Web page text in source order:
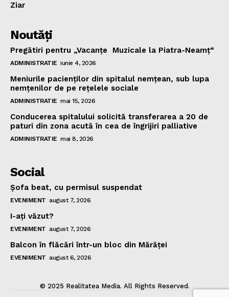
Ziar
Noutăţi
Pregătiri pentru „Vacanţe Muzicale la Piatra-Neamţ“
ADMINISTRATIE iunie 4, 2026
Meniurile pacienţilor din spitalul nemţean, sub lupa
nemţenilor de pe reţelele sociale
ADMINISTRATIE mai 15, 2026
Conducerea spitalului solicită transferarea a 20 de
paturi din zona acută în cea de îngrijiri palliative
ADMINISTRATIE mai 8, 2026
Social
Şofa beat, cu permisul suspendat
EVENIMENT august 7, 2026
I-aţi văzut?
EVENIMENT august 7, 2026
Balcon în flăcări într-un bloc din Mărăţei
EVENIMENT august 6, 2026
© 2025 Realitatea Media. All Rights Reserved.